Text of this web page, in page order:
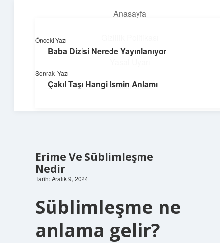
Anasayfa
Hakkımızda
Pratik Çözüm Rehberi
Hayatını kolaylaştıran zekice fikirler!
Erime Ve Süblimleşme
Nedir
Tarih: Aralık 9, 2024
Süblimleşme ne
anlama gelir?
Önceki Yazı
Baba Dizisi Nerede Yayınlanıyor
Sonraki Yazı
Çakıl Taşı Hangi Ismin Anlamı